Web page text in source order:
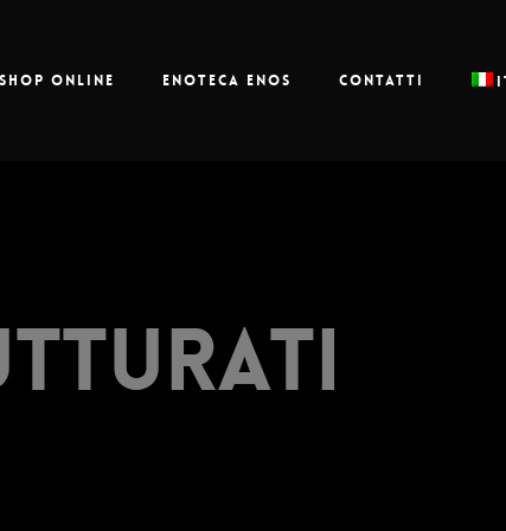
Shop online Enoteca Enos Contatti